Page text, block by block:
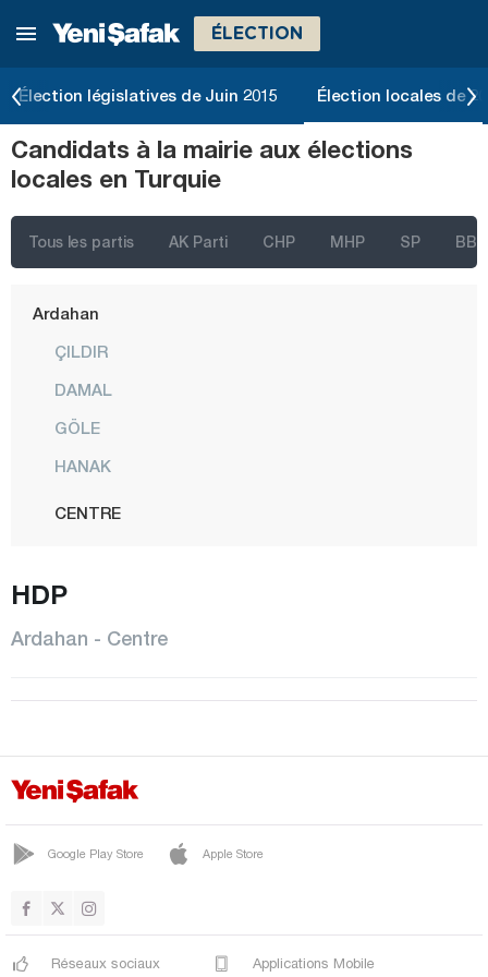
ÉLECTION
Élection législatives de Juin 2015 Élection locales de
Candidats à la mairie aux élections
locales en Turquie
Tous les partis AK Parti CHP MHP SP BBP
Adana
Ağrı
Aksaray
Antalya
Ardahan
ÇILDIR
DAMAL
GÖLE
HANAK
CENTRE
Artvin
Aydın
Bartın
Bayburt
Bingöl
Bolu
Burdur
HDP
Ardahan - Centre
Google Play Store Apple Store
Réseaux sociaux Applications Mobile